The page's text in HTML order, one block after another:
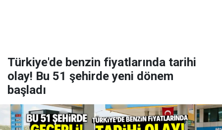
Türkiye'de benzin fiyatlarında tarihi
olay! Bu 51 şehirde yeni dönem
başladı